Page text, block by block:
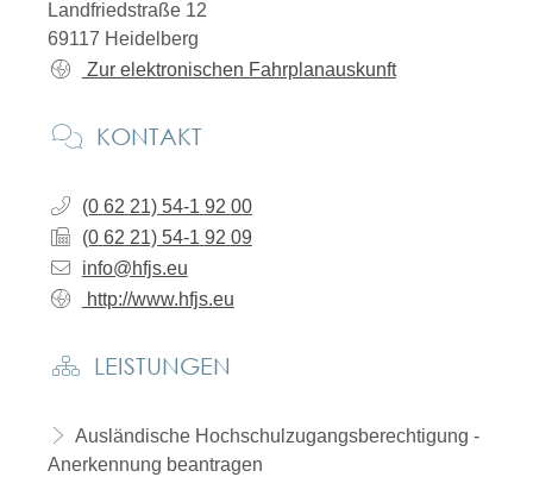
Landfriedstraße 12
69117 Heidelberg
Zur elektronischen Fahrplanauskunft
KONTAKT
(0 62 21) 54-1 92 00
(0 62 21) 54-1 92 09
info@hfjs.eu
http://www.hfjs.eu
LEISTUNGEN
Ausländische Hochschulzugangsberechtigung -
Anerkennung beantragen